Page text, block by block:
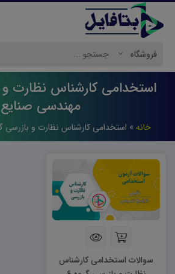
مهندسی صنایع
خانه » استخدامی کارشناس نظارت و بازرسی گروه 6 مهندسی
سوالات استخدامی کارشناس